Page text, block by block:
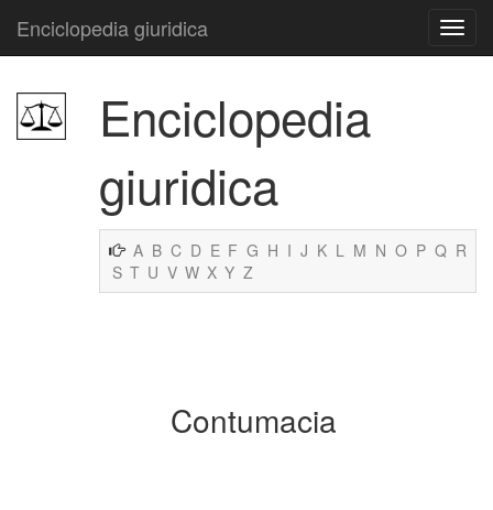
Enciclopedia giuridica
Enciclopedia
giuridica
A B C D E F G H I J K L M N O P Q R
S T U V W X Y Z
Contumacia